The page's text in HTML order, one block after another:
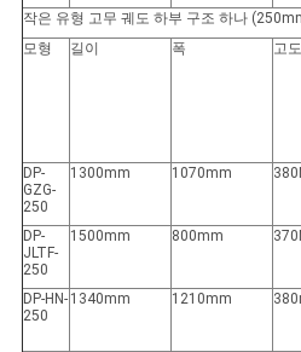
작은 유형 고무 궤도 하부 구조 하나
모형
길이 폭 고도
DP-
GZG-
250
1300mm 1070mm
DP-
JLTF-
250
1500mm 800mm
DP-HN-
250
1340mm 1210mm